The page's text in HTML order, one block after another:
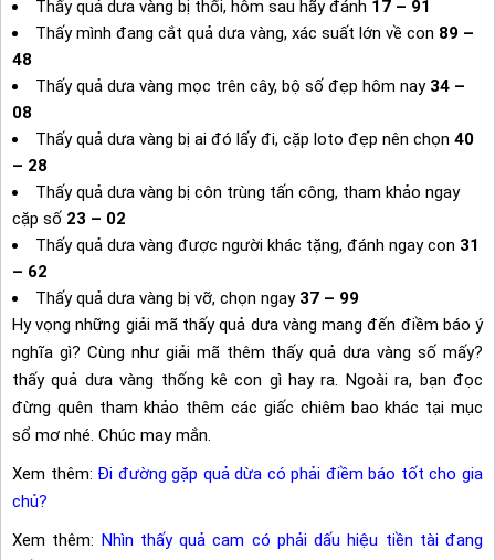
Thấy quả dưa vàng bị thối, hôm sau hãy đánh 17 – 91
Thấy mình đang cắt quả dưa vàng, xác suất lớn về con 89 –
48
Thấy quả dưa vàng mọc trên cây, bộ số đẹp hôm nay 34 –
08
Thấy quả dưa vàng bị ai đó lấy đi, cặp loto đẹp nên chọn 40
– 28
Thấy quả dưa vàng bị côn trùng tấn công, tham khảo ngay
cặp số 23 – 02
Thấy quả dưa vàng được người khác tặng, đánh ngay con 31
– 62
Thấy quả dưa vàng bị vỡ, chọn ngay 37 – 99
Hy vọng những giải mã thấy quả dưa vàng mang đến điềm báo ý
nghĩa gì? Cùng như giải mã thêm thấy quả dưa vàng số mấy?
thấy quả dưa vàng thống kê con gì hay ra. Ngoài ra, bạn đọc
đừng quên tham khảo thêm các giấc chiêm bao khác tại mục
sổ mơ nhé. Chúc may mắn.
Xem thêm: Đi đường gặp quả dừa có phải điềm báo tốt cho gia
chủ?
Xem thêm: Nhìn thấy quả cam có phải dấu hiệu tiền tài đang